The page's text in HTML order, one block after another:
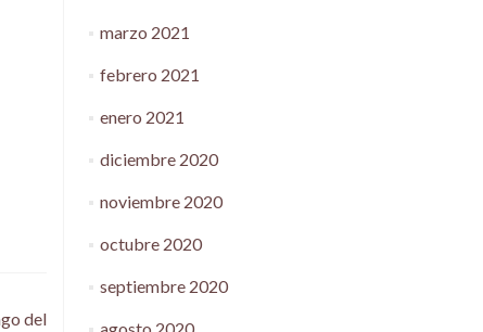
del
marzo 2021
febrero 2021
enero 2021
diciembre 2020
noviembre 2020
octubre 2020
septiembre 2020